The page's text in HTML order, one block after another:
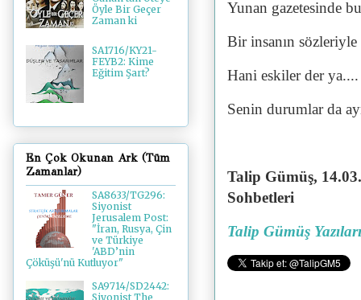
Yunan gazetesinde
Bir insanın
Hani eskiler der
Senin durumlar da
Talip Gümüş,
Sohbetleri
Talip Gümüş Yazıları
Öyle Bir Geçer
Zaman ki
SA1716/KY21-
FEYB2: Kime
Eğitim Şart?
En Çok Okunan Ark (Tüm
Zamanlar)
SA8633/TG296:
Siyonist
Jerusalem Post:
"İran, Rusya, Çin
ve Türkiye
'ABD’nin
Çöküşü'nü Kutluyor"
SA9714/SD2442:
Siyonist The